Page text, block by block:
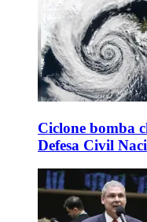
Ciclone bomba
Defesa Civil